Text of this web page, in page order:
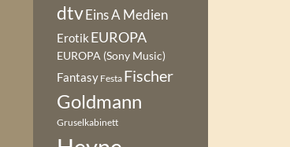
dtvEins A Medien
Erotik EUROPA
EUROPA (Sony Music)
Fantasy Festa Fischer
Goldmann
Gruselkabinett